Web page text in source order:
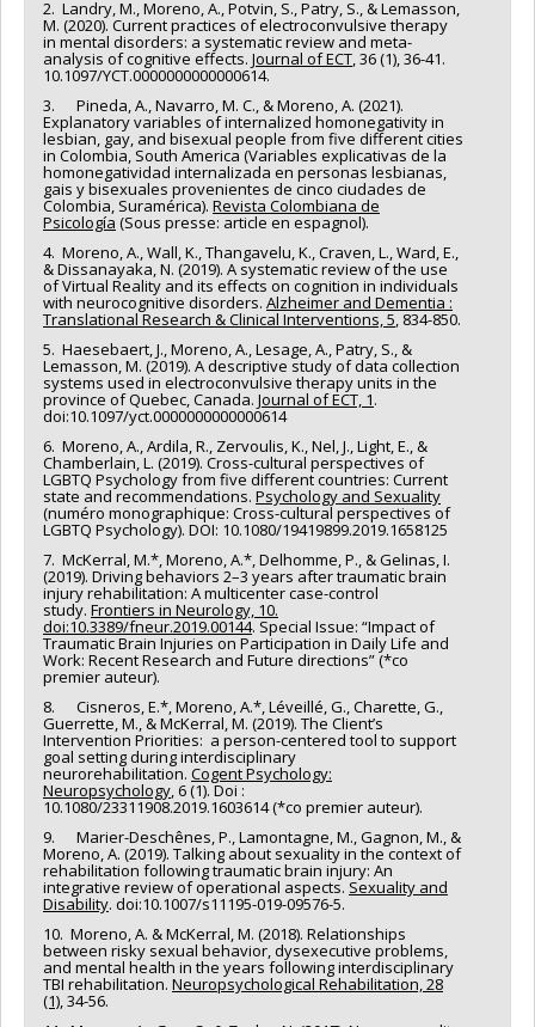
2. Landry, M., Moreno, A., Potvin, S., Patry, S., & Lemasson,
M. (2020). Current practices of electroconvulsive therapy
in mental disorders: a systematic review and meta-
analysis of cognitive effects. Journal of ECT, 36 (1), 36-41.
10.1097/YCT.0000000000000614.
3. Pineda, A., Navarro, M. C., & Moreno, A. (2021).
Explanatory variables of internalized homonegativity in
lesbian, gay, and bisexual people from five different cities
in Colombia, South America (Variables explicativas de la
homonegatividad internalizada en personas lesbianas,
gais y bisexuales provenientes de cinco ciudades de
Colombia, Suramérica). Revista Colombiana de
Psicología (Sous presse: article en espagnol).
4. Moreno, A., Wall, K., Thangavelu, K., Craven, L., Ward, E.,
& Dissanayaka, N. (2019). A systematic review of the use
of Virtual Reality and its effects on cognition in individuals
with neurocognitive disorders. Alzheimer and Dementia :
Translational Research & Clinical Interventions, 5, 834-850.
5. Haesebaert, J., Moreno, A., Lesage, A., Patry, S., &
Lemasson, M. (2019). A descriptive study of data collection
systems used in electroconvulsive therapy units in the
province of Quebec, Canada. Journal of ECT, 1.
doi:10.1097/yct.0000000000000614
6. Moreno, A., Ardila, R., Zervoulis, K., Nel, J., Light, E., &
Chamberlain, L. (2019). Cross-cultural perspectives of
LGBTQ Psychology from five different countries: Current
state and recommendations. Psychology and Sexuality
(numéro monographique: Cross-cultural perspectives of
LGBTQ Psychology). DOI: 10.1080/19419899.2019.1658125
7. McKerral, M.*, Moreno, A.*, Delhomme, P., & Gelinas, I.
(2019). Driving behaviors 2–3 years after traumatic brain
injury rehabilitation: A multicenter case-control
study. Frontiers in Neurology, 10.
doi:10.3389/fneur.2019.00144. Special Issue: “Impact of
Traumatic Brain Injuries on Participation in Daily Life and
Work: Recent Research and Future directions” (*co
premier auteur).
8. Cisneros, E.*, Moreno, A.*, Léveillé, G., Charette, G.,
Guerrette, M., & McKerral, M. (2019). The Client’s
Intervention Priorities: a person-centered tool to support
goal setting during interdisciplinary
neurorehabilitation. Cogent Psychology:
Neuropsychology, 6 (1). Doi :
10.1080/23311908.2019.1603614 (*co premier auteur).
9. Marier-Deschênes, P., Lamontagne, M., Gagnon, M., &
Moreno, A. (2019). Talking about sexuality in the context of
rehabilitation following traumatic brain injury: An
integrative review of operational aspects. Sexuality and
Disability. doi:10.1007/s11195-019-09576-5.
10. Moreno, A. & McKerral, M. (2018). Relationships
between risky sexual behavior, dysexecutive problems,
and mental health in the years following interdisciplinary
TBI rehabilitation. Neuropsychological Rehabilitation, 28
(1), 34-56.